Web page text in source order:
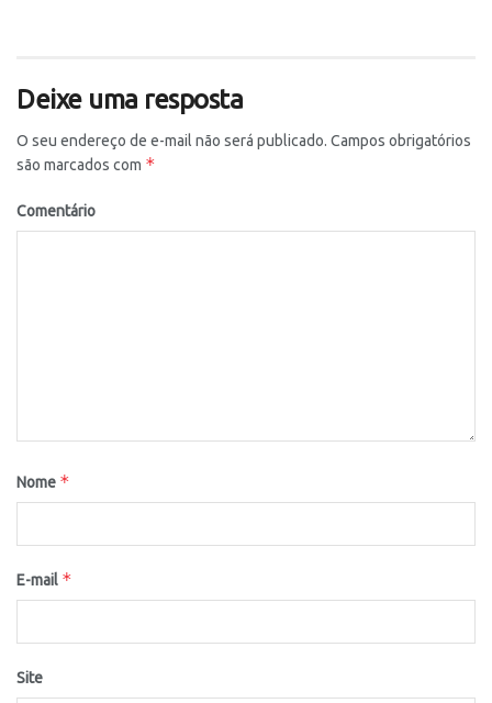
Deixe uma resposta
O seu endereço de e-mail não será publicado. Campos obrigatórios
são marcados com *
Comentário
Nome *
E-mail *
Site